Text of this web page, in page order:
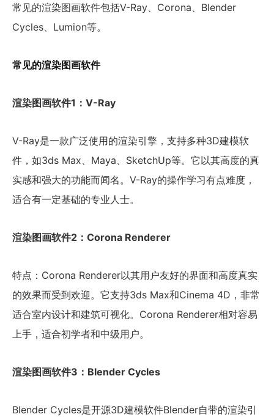
常见的渲染图画软件包括V-Ray、Corona、Blender
Cycles、Lumion等。
常见的渲染图画软件
渲染图画软件1：V-Ray
V-Ray是一款广泛使用的渲染引擎，支持多种3D建模软
件，如3ds Max、Maya、SketchUp等。它以其高度的真
实感和强大的功能而闻名。V-Ray的操作学习有点难度，
适合有一定基础的专业人士。
渲染图画软件2：Corona Renderer
特点：Corona Renderer以其用户友好的界面和高度真实
的效果而受到欢迎。它支持3ds Max和Cinema 4D，非常
适合室内设计和建筑可视化。Corona Renderer相对容易
上手，适合初学者和中级用户。
渲染图画软件3：Blender Cycles
Blender Cycles是开源3D建模软件Blender自带的渲染引